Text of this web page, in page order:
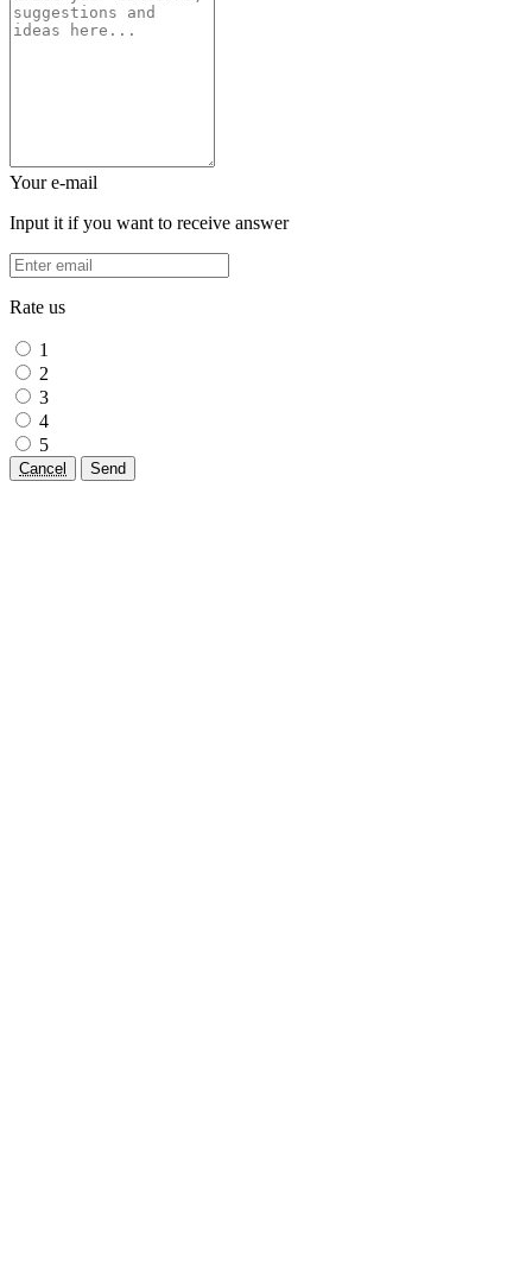
Your e-mail
Input it if you want to receive answer
Rate us
1
2
3
4
5
Cancel Send